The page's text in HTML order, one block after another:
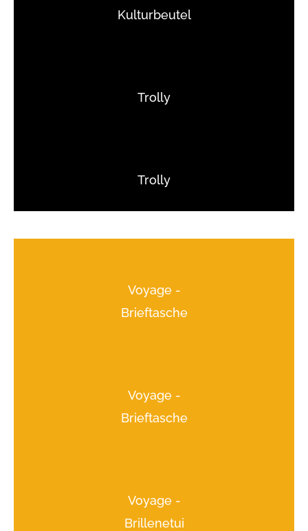
Kulturbeutel
Trolly
Trolly
Voyage -
Brieftasche
Voyage -
Brieftasche
Voyage -
Brillenetui